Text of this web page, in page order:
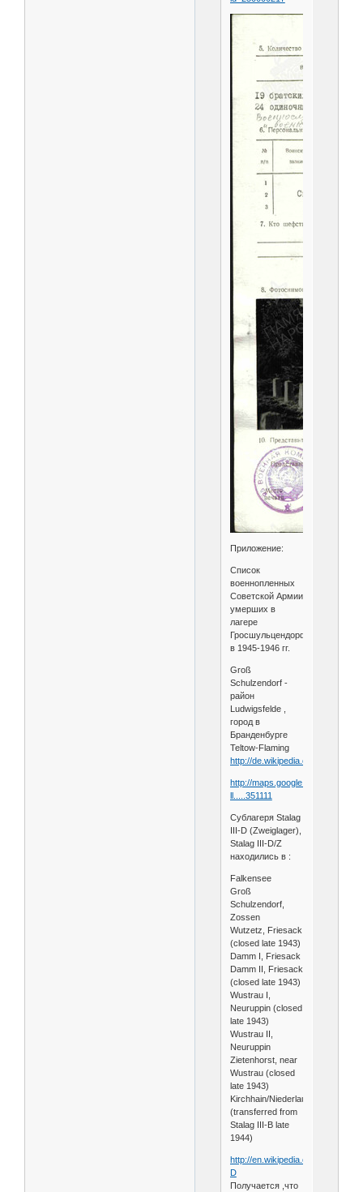
Приложение:
Список
военнопленных
Советской Армии
умерших в
лагере
Гросшульцендорф
в 1945-1946 гг.
Groß
Schulzendorf -
район
Ludwigsfelde ,
город в
Бранденбурге
Teltow-Flaming
http://de.wikipedia.org/wiki/
http://maps.google.de/maps?
ll.....351111
Сублагеря Stalag
III-D (Zweiglager),
Stalag III-D/Z
находились в :
Falkensee
Groß
Schulzendorf,
Zossen
Wutzetz, Friesack
(closed late 1943)
Damm I, Friesack
Damm II, Friesack
(closed late 1943)
Wustrau I,
Neuruppin (closed
late 1943)
Wustrau II,
Neuruppin
Zietenhorst, near
Wustrau (closed
late 1943)
Kirchhain/Niederlausitz
(transferred from
Stalag III-B late
1944)
http://en.wikipedia.org/wiki/
D
Получается ,что